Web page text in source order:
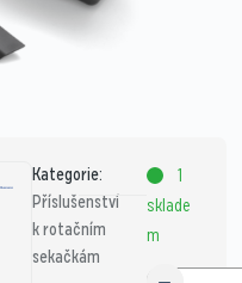
Kategorie:
Příslušenství
k rotačním
sekačkám
1
sklade
m